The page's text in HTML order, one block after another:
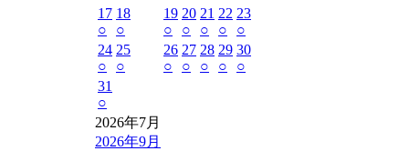
17
○
18
○
19
○
20
○
21
○
22
○
23
○
24
○
25
○
26
○
27
○
28
○
29
○
30
○
31
○
2026年7月
2026年9月